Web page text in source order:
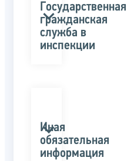
Государственная
гражданская
служба в
инспекции
Иная
обязательная
информация